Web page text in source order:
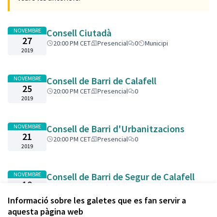
Informació sobre les galetes que es fan servir a
aquesta pàgina web
NOVEMBRE
27
2019
Consell Ciutadà
20:00 PM CET Presencial 0 Municipi
NOVEMBRE
25
2019
Consell de Barri de Calafell
20:00 PM CET Presencial 0
NOVEMBRE
21
2019
Consell de Barri d'Urbanitzacions
20:00 PM CET Presencial 0
NOVEMBRE
18
Consell de Barri de Segur de Calafell